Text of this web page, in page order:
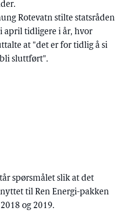
Rotevatn stilte statsråden
april tidligere i år, hvor
at "det er for tidlig å si
sluttført".
spørsmålet slik at det
til Ren Energi-pakken
og 2019.